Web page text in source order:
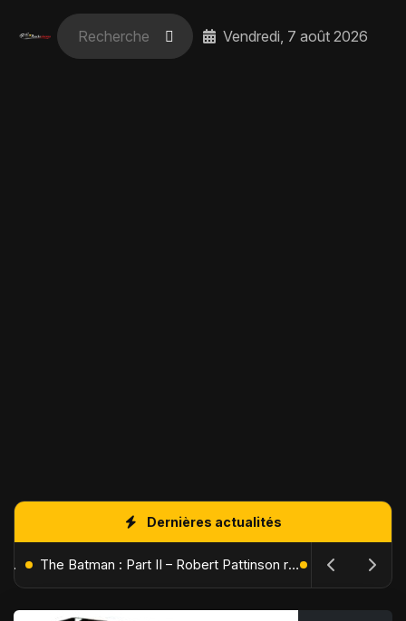
Vendredi, 7 août 2026
Dernières actualités
L'Âge de Glace : Le Réveil du Volcan – Manny, Sid et Diego de retour pour une aventure explosive The Batman : Part II – Robert Pattinson replonge dans les ténèbres de Gotham dès octobre 2027